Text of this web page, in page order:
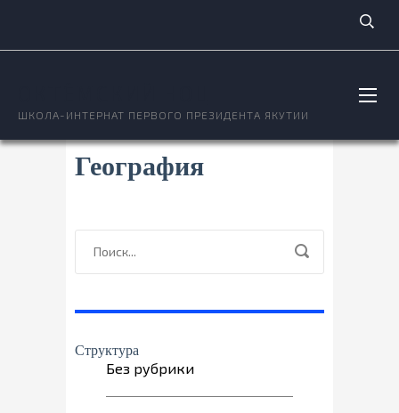
ШКОЛА-ИНТЕРНАТ ПЕРВОГО ПРЕЗИДЕНТА ЯКУТИИ
География
Структура
Без рубрики